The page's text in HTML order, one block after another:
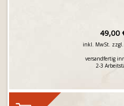
49,00
inkl. MwSt. zzgl.
versandfertig
2-3